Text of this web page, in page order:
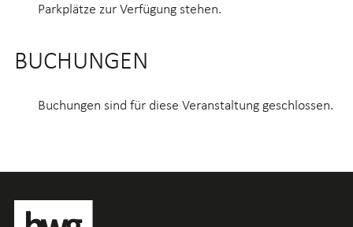
Parkplätze zur Verfügung stehen.
BUCHUNGEN
Buchungen sind für diese Veranstaltung geschlossen.